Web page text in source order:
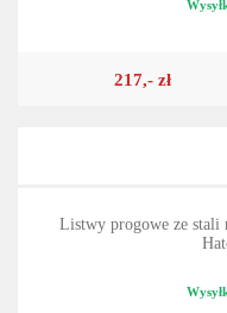
217,- zł
Listwy progowe ze stali